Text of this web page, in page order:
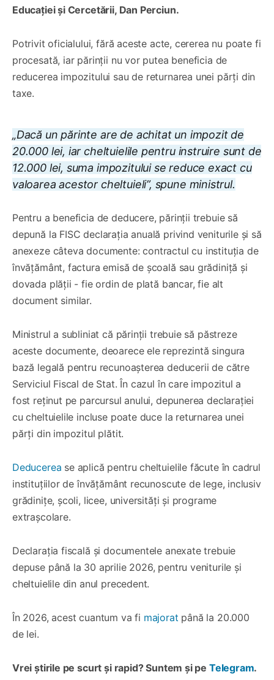
Educației și Cercetării, Dan Perciun.
Potrivit oficialului, fără aceste acte, cererea nu poate fi
procesată, iar părinții nu vor putea beneficia de
reducerea impozitului sau de returnarea unei părți din
taxe.
„Dacă un părinte are de achitat un impozit de
20.000 lei, iar cheltuielile pentru instruire sunt de
12.000 lei, suma impozitului se reduce exact cu
valoarea acestor cheltuieli”, spune ministrul.
Pentru a beneficia de deducere, părinții trebuie să
depună la FISC declarația anuală privind veniturile și să
anexeze câteva documente: contractul cu instituția de
învățământ, factura emisă de școală sau grădiniță și
dovada plății - fie ordin de plată bancar, fie alt
document similar.
Ministrul a subliniat că părinții trebuie să păstreze
aceste documente, deoarece ele reprezintă singura
bază legală pentru recunoașterea deducerii de către
Serviciul Fiscal de Stat. În cazul în care impozitul a
fost reținut pe parcursul anului, depunerea declarației
cu cheltuielile incluse poate duce la returnarea unei
părți din impozitul plătit.
Deducerea se aplică pentru cheltuielile făcute în cadrul
instituțiilor de învățământ recunoscute de lege, inclusiv
grădinițe, școli, licee, universități și programe
extrașcolare.
Declarația fiscală și documentele anexate trebuie
depuse până la 30 aprilie 2026, pentru veniturile și
cheltuielile din anul precedent.
În 2026, acest cuantum va fi majorat până la 20.000
de lei.
Vrei știrile pe scurt și rapid? Suntem și pe Telegram.